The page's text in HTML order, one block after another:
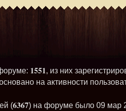
1551, из них
на активности
(6367) на форуме было 09 мар